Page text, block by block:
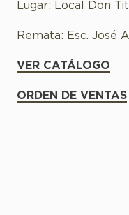
Lugar: Local Don
Remata: Esc. José
VER CATÁLOGO
ORDEN DE VENTAS